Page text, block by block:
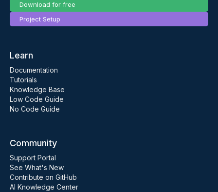
Download for free
Project Setup
Learn
Documentation
Tutorials
Knowledge Base
Low Code Guide
No Code Guide
Community
Support Portal
See What's New
Contribute on GitHub
AI Knowledge Center